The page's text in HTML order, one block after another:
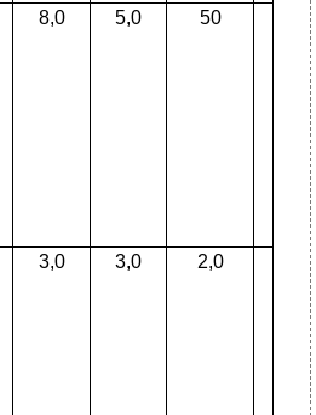
8,0 5,0 50
3,0 3,0 2,0